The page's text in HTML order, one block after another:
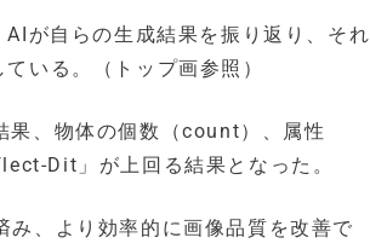
が自らの生成結果を振り返り、それ
いる。（トップ画参照）
、物体の個数（count）、属性
Dit」が上回る結果となった。
、より効率的に画像品質を改善で